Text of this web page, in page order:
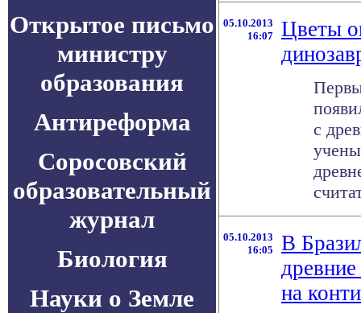
Открытое письмо
министру
образования
Антиреформа
Соросовский
образовательный
журнал
Биология
Науки о Земле
05.10.2013
16:07
Цветы
с
05.10.2013
16:05
В
на